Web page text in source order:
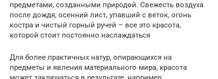
предметами, созданными природой. Свежесть воздуха
после дождя, осенний лист, упавший с веток, огонь
костра и чистый горный ручей – все это красота,
которой стоит постоянно наслаждаться
Для более практичных натур, опирающихся на
предметы и явления материального мира, красота